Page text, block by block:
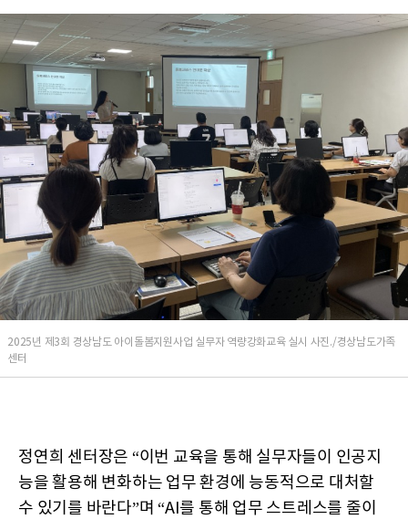
2025년 제3회 경상남도 아이돌봄지원사업 실무자 역량강화교육 실시 사진./경상남도가족
센터
정연희 센터장은 “이번 교육을 통해 실무자들이 인공지
능을 활용해 변화하는 업무 환경에 능동적으로 대처할
수 있기를 바란다”며 “AI를 통해 업무 스트레스를 줄이